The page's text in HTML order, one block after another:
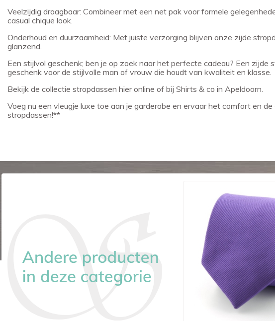
Veelzijdig draagbaar: Combineer met een net pak voor formele
casual chique look.
Onderhoud en duurzaamheid: Met juiste verzorging blijven onze zijde
glanzend.
Een stijlvol geschenk; ben je op zoek naar het perfecte cadeau? Een zijde
geschenk voor de stijlvolle man of vrouw die houdt van kwaliteit en klasse.
Bekijk de collectie stropdassen hier online of bij Shirts & co in Apeldoorn.
Voeg nu een vleugje luxe toe aan je garderobe en ervaar het comfort en
stropdassen!**